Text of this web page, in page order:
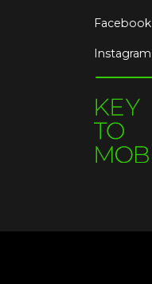
Facebook
Instagram